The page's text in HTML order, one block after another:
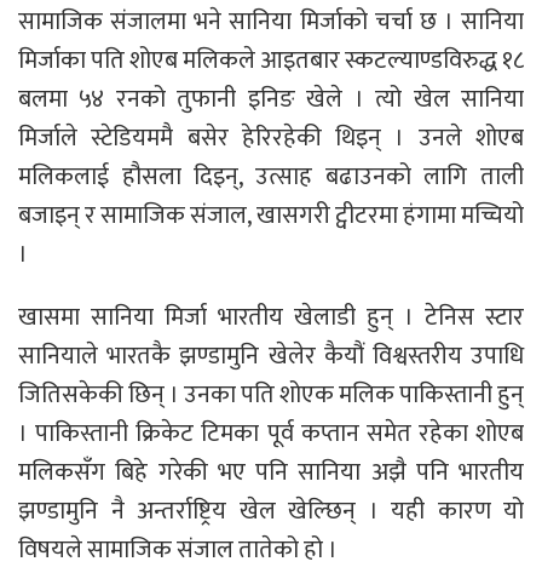
सामाजिक संजालमा भने सानिया मिर्जाको चर्चा छ । सानिया
मिर्जाका पति शोएब मलिकले आइतबार स्कटल्याण्डविरुद्ध १८
बलमा ५४ रनको तुफानी इनिङ खेले । त्यो खेल सानिया
मिर्जाले स्टेडियममै बसेर हेरिरहेकी थिइन् । उनले शोएब
मलिकलाई हौसला दिइन्, उत्साह बढाउनको लागि ताली
बजाइन् र सामाजिक संजाल, खासगरी ट्वीटरमा हंगामा मच्चियो
।
खासमा सानिया मिर्जा भारतीय खेलाडी हुन् । टेनिस स्टार
सानियाले भारतकै झण्डामुनि खेलेर कैयौं विश्वस्तरीय उपाधि
जितिसकेकी छिन् । उनका पति शोएक मलिक पाकिस्तानी हुन्
। पाकिस्तानी क्रिकेट टिमका पूर्व कप्तान समेत रहेका शोएब
मलिकसँग बिहे गरेकी भए पनि सानिया अझै पनि भारतीय
झण्डामुनि नै अन्तर्राष्ट्रिय खेल खेल्छिन् । यही कारण यो
विषयले सामाजिक संजाल तातेको हो ।